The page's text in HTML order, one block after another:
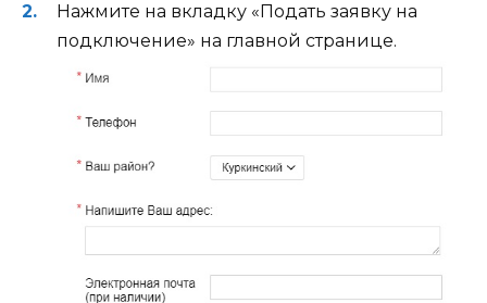
Нажмите на вкладку «Подать заявку на
подключение» на главной странице.